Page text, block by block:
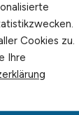
Cookies zu.
Ihre